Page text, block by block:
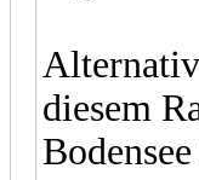
diesem